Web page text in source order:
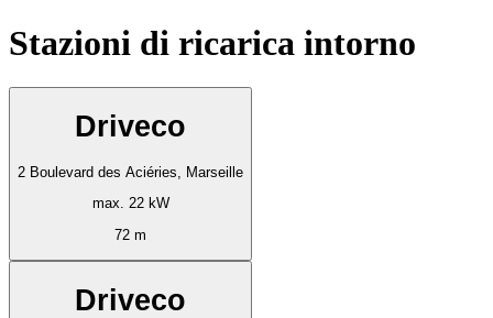
Stazioni di ricarica intorno
Driveco
2 Boulevard des Aciéries, Marseille
max. 22 kW
72 m
Driveco